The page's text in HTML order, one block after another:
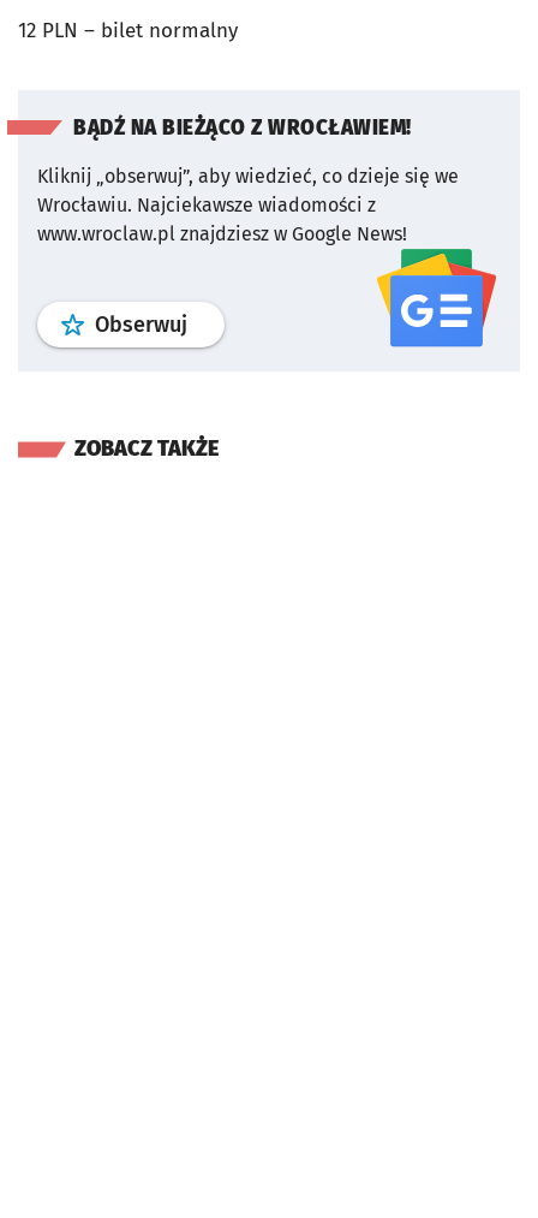
12 PLN – bilet normalny
BĄDŹ NA BIEŻĄCO Z WROCŁAWIEM!
Kliknij „obserwuj”, aby wiedzieć, co dzieje się we
Wrocławiu. Najciekawsze wiadomości z
www.wroclaw.pl znajdziesz w Google News!
Obserwuj profil serwisu
ZOBACZ TAKŻE